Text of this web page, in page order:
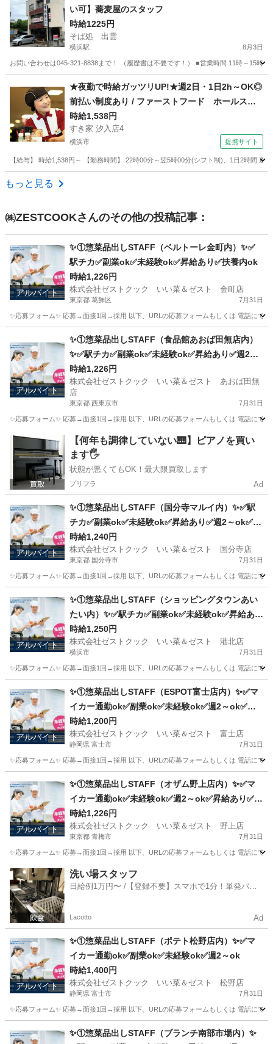
い可】蕎麦屋のスタッフ
時給1225円
そば処 出雲
横浜駅 8月3日
お問い合わせは045-321-8838まで！ （履歴書は不要です！） ■営業時間 11時
横浜駅 飲食 スタッフ
★夜勤で時給ガッツリUP!★週2日・1日2h～OK◎
前払い制度あり / ファーストフード ホールスタ
ッフ
時給1,538円
すき家 汐入店4
横浜市 提携サイト
【給与】 時給1,538円～ 【勤務時間】 22時00分～翌5時00分(シフト制)、1日2時
神奈川 横浜市
もっと見る
㈱ZESTCOOKさんのその他の投稿記事：
アルバイト
✨①惣菜品出しSTAFF（ベルトーレ金町内）✨✅
駅チカ✅副業ok✅未経験ok✅昇給あり✅扶養内ok
時給1,226円
株式会社ゼストクック いい菜＆ゼスト 金町店
東京都 葛飾区 7月31日
✨応募フォーム✨ 応募→面接1回→採用 以下、URLの応募フォームもしくは 電話にて
キッチン スタッフ
アルバイト
✨①惣菜品出しSTAFF（食品館あおば田無店内）
✨✅駅チカ✅副業ok✅未経験ok✅昇給あり✅週2～
ok✅扶養内ok
時給1,226円
株式会社ゼストクック いい菜＆ゼスト あおば田無
店
東京都 西東京市 7月31日
✨応募フォーム✨ 応募→面接1回→採用 以下、URLの応募フォームもしくは 電話にて
東京 西東京市 キッチン スタッフ
【何年も調律していない🎹】ピアノを買い
ます🖐️
状態が悪くてもOK！最大限買取します
プリフラ Ad
アルバイト
✨①惣菜品出しSTAFF（国分寺マルイ内）✨✅駅
チカ✅副業ok✅未経験ok✅昇給あり✅週2～ok✅扶
養内ok
時給1,240円
株式会社ゼストクック いい菜＆ゼスト 国分寺店
東京都 国分寺市 7月31日
✨応募フォーム✨ 応募→面接1回→採用 以下、URLの応募フォームもしくは 電話にて
キッチン
アルバイト
✨①惣菜品出しSTAFF（ショッピングタウンあい
たい内）✨✅駅チカ✅副業ok✅未経験ok✅昇給あり
✅週1～ok✅扶養内ok
時給1,250円
株式会社ゼストクック いい菜＆ゼスト 港北店
横浜市 7月31日
✨応募フォーム✨ 応募→面接1回→採用 以下、URLの応募フォームもしくは 電話にて
キッチン
アルバイト
✨①惣菜品出しSTAFF（ESPOT富士店内）✨✅マ
イカー通勤ok✅副業ok✅未経験ok✅週2～ok✅昇
給あり✅扶養内ok
時給1,200円
株式会社ゼストクック いい菜＆ゼスト 富士店
静岡県 富士市 7月31日
✨応募フォーム✨ 応募→面接1回→採用 以下、URLの応募フォームもしくは 電話にて
キッチン スタッフ
アルバイト
✨①惣菜品出しSTAFF（オザム野上店内）✨✅マ
イカー通勤ok✅未経験ok✅週2～ok✅昇給あり✅扶
養内ok
時給1,226円
株式会社ゼストクック いい菜＆ゼスト 野上店
東京都 青梅市 7月31日
✨応募フォーム✨ 応募→面接1回→採用 以下、URLの応募フォームもしくは 電話にて
東京 青梅市 キッチン スタッフ
洗い場スタッフ
日給例1万円〜 /【登録不要】スマホで1分！単発バイ
Lacotto Ad
アルバイト
✨①惣菜品出しSTAFF（ポテト松野店内）✨✅マ
イカー通勤ok✅副業ok✅未経験ok✅週2～ok
時給1,400円
株式会社ゼストクック いい菜＆ゼスト 松野店
静岡県 富士市 7月31日
✨応募フォーム✨ 応募→面接1回→採用 以下、URLの応募フォームもしくは 電話にて
キッチン ポテト
✨①惣菜品出しSTAFF（ブランチ南部市場内）✨